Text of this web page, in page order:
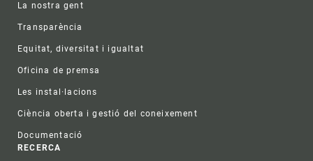
La nostra gent
Transparència
Equitat, diversitat i igualtat
Oficina de premsa
Les instal·lacions
Ciència oberta i gestió del coneixement
Documentació
RECERCA